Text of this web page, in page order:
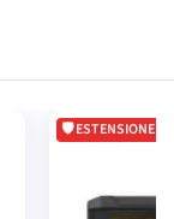
ESTENSIONE DI